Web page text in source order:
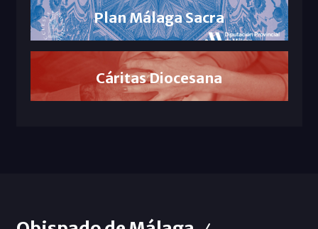
Plan Málaga Sacra
Cáritas Diocesana